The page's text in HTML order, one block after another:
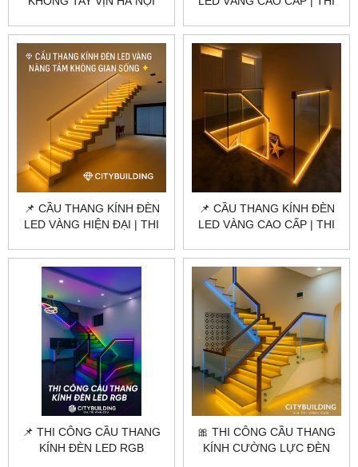
NHÀ MÁY | CITYBUILDING
2025
CITYBUILDING CHO NHÀ
PHỐ – BIỆT THỰ
📌 CẦU THANG KÍNH ĐÈN
LED VÀNG HIỆN ĐẠI | THI
CITYBUILDING 2025
📌 CẦU THANG KÍNH ĐÈN
LED VÀNG CAO CẤP | THI
CITYBUILDING
📌 THI CÔNG CẦU THANG
KÍNH ĐÈN LED RGB
🎀 THI CÔNG CẦU THANG
KÍNH CƯỜNG LỰC ĐÈN